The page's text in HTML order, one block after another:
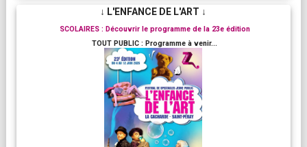
↓ L'ENFANCE DE L'ART ↓
SCOLAIRES : Découvrir le programme de la 23e édition
TOUT PUBLIC : Programme à venir...